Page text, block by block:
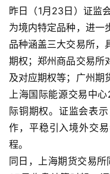
昨日（1月23日）证监
为境内特定品种，进一
品种涵盖三大交易所，
期权；郑州商品交易所
及对应期权等；广州期
上海国际能源交易中
际铜期权。证监会表
作，平稳引入境外交
程。
同日，上海期货交易